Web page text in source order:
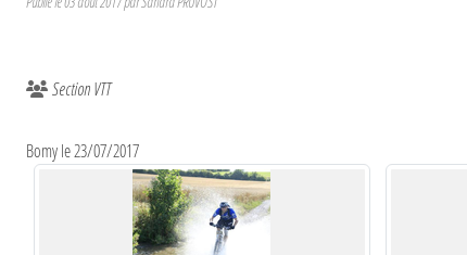
Section VTT
Bomy le 23/07/2017